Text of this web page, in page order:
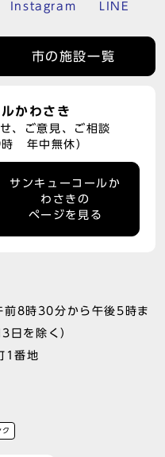
Instagram LINE
市の施設一覧
かわさき
、ご意見、ご相談
時 年中無休）
サンキューコールか
わさきの
ページを見る
前8時30分から午後5時ま
日を除く）
1番地